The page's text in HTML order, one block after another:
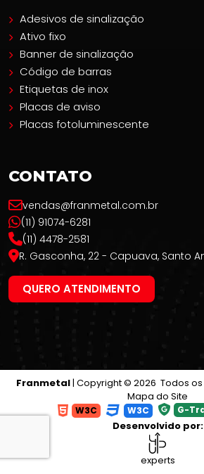
Adesivos de sinalização
Ativo fixo
Banner de sinalização
Código de barras
Etiquetas de inox
Placas de aviso
Placas fotoluminescente
CONTATO
vendas@franmetal.com.br
(11) 91074-6281
(11) 4478-2581
R. Gasconha, 22 - Capuava, Santo
QUERO ATENDIMENTO
Franmetal| Copyright © 2026 Todos
Mapa do Site
W3C W3C G-
Desenvolvido por:
experts